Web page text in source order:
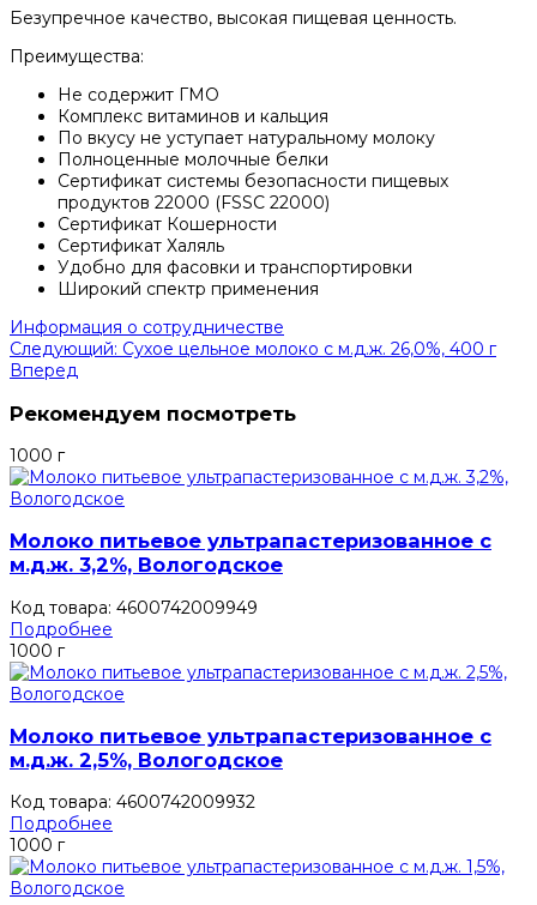
Безупречное качество, высокая пищевая ценность.
Преимущества:
Не содержит ГМО
Комплекс витаминов и кальция
По вкусу не уступает натуральному молоку
Полноценные молочные белки
Сертификат системы безопасности пищевых
продуктов 22000 (FSSC 22000)
Сертификат Кошерности
Сертификат Халяль
Удобно для фасовки и транспортировки
Широкий спектр применения
Информация о сотрудничестве
Следующий: Сухое цельное молоко с м.д.ж. 26,0%, 400 г
Вперед
Рекомендуем посмотреть
1000 г
Молоко питьевое ультрапастеризованное с
м.д.ж. 3,2%, Вологодское
Код товара: 4600742009949
Подробнее
1000 г
Молоко питьевое ультрапастеризованное с
м.д.ж. 2,5%, Вологодское
Код товара: 4600742009932
Подробнее
1000 г